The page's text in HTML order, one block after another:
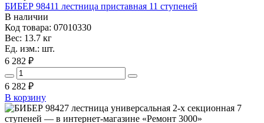
БИБЕР 98411 лестница приставная 11 ступеней
В наличии
Код товара: 07010330
Вес: 13.7 кг
Ед. изм.: шт.
6 282 ₽
6 282 ₽
В корзину